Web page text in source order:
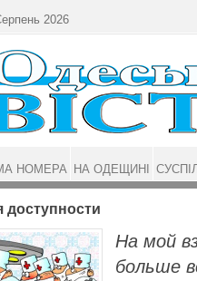
доступности
На мой
больше
2026
НОМЕРА НА ОДЕЩИНІ